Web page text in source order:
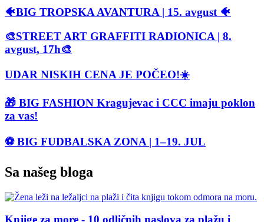
🐠BIG TROPSKA AVANTURA | 15. avgust 🐠
🎨STREET ART GRAFFITI RADIONICA | 8.
avgust, 17h🎨
UDAR NISKIH CENA JE POČEO!☀️
🎁 BIG FASHION Kragujevac i CCC imaju poklon
za vas!
⚽ BIG FUDBALSKA ZONA | 1–19. JUL
Sa našeg bloga